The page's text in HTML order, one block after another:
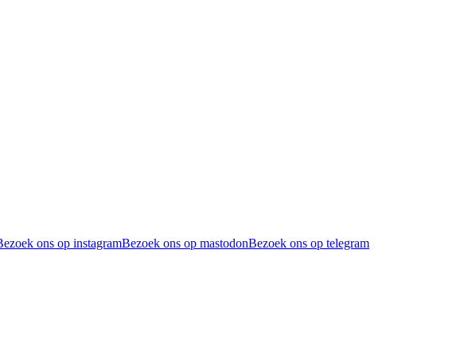
ons op instagramBezoek ons op mastodonBezoek ons op telegram